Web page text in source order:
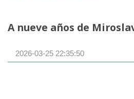
A nueve años de
2026-03-25 22:35:50